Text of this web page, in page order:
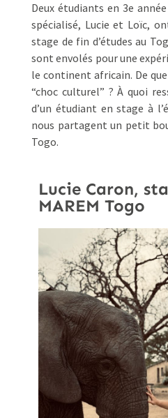
Deux étudiants en 3e
spécialisé, Lucie et Loïc,
stage de fin d’études au
sont envolés pour une
le continent africain. De
“choc culturel” ? À quoi
d’un étudiant en stage à
nous partagent un petit
Togo.
Lucie Caron,
MAREM Togo